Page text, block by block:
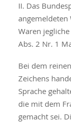
II. Das
Waren
Abs. 2 Nr. 1
Bei dem
Zeichens
Sprache
die mit dem
gemacht sei.